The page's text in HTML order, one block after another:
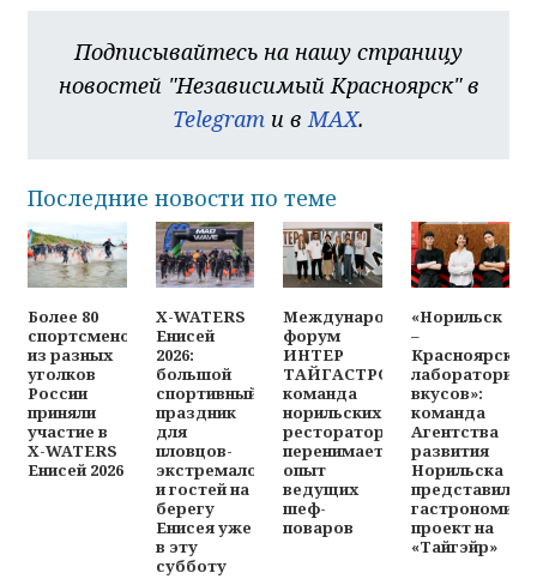
Подписывайтесь на нашу страницу
новостей "Независимый Красноярск" в
Telegram и вMAX.
Последние новости по теме
Более 80
спортсменов
из разных
уголков
России
приняли
участие в
X-WATERS
Енисей 2026
X-WATERS
Енисей
2026:
большой
спортивный
праздник
для
пловцов-
экстремалов
и гостей на
берегу
Енисея уже
в эту
субботу
Международный
форум
ИНТЕР
ТАЙГАСТРО:
команда
норильских
рестораторов
перенимает
опыт
ведущих
шеф-
поваров
«Норильск
–
Красноярск:
лаборатория
вкусов»:
команда
Агентства
развития
Норильска
представила
проект на
«Тайгэйр»